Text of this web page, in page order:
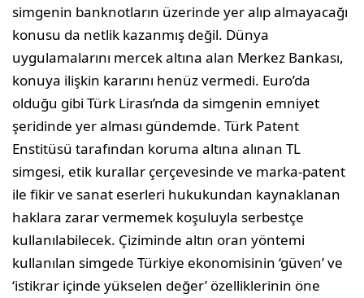
simgenin banknotların üzerinde yer alıp almayacağı
konusu da netlik kazanmış değil. Dünya
uygulamalarını mercek altına alan Merkez Bankası,
konuya ilişkin kararını henüz vermedi. Euro’da
olduğu gibi Türk Lirası’nda da simgenin emniyet
şeridinde yer alması gündemde. Türk Patent
Enstitüsü tarafından koruma altına alınan TL
simgesi, etik kurallar çerçevesinde ve marka-patent
ile fikir ve sanat eserleri hukukundan kaynaklanan
haklara zarar vermemek koşuluyla serbestçe
kullanılabilecek. Çiziminde altın oran yöntemi
kullanılan simgede Türkiye ekonomisinin ‘güven’ ve
‘istikrar içinde yükselen değer’ özelliklerinin öne